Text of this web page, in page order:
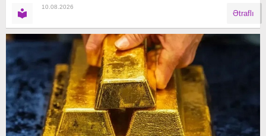
10.08.2026
Ətraflı